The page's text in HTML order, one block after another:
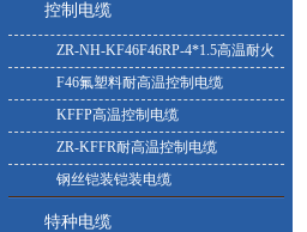
控制电缆
ZR-NH-KF46F46RP-4*1.5高温耐火
控制电缆
F46氟塑料耐高温控制电缆
KFFP高温控制电缆
ZR-KFFR耐高温控制电缆
钢丝铠装铠装电缆
特种电缆